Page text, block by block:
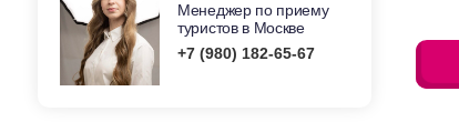
Менеджер по приему
туристов в Москве
+7 (980) 182-65-67